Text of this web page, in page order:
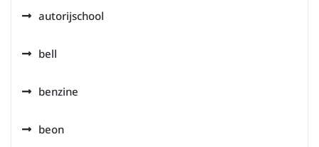
autorijschool
bell
benzine
beon